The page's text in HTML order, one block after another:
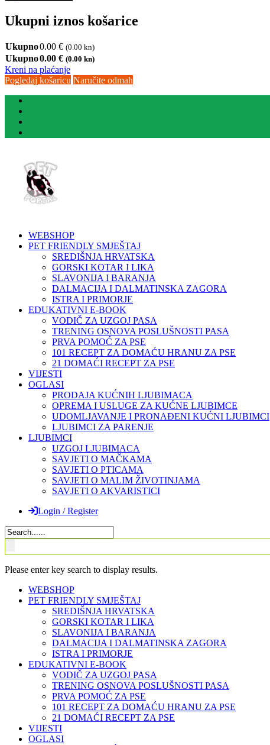
Ukupni iznos košarice
Ukupno0.00 € (0.00 kn)
Ukupno0.00 € (0.00 kn)
Kreni na plaćanje
Pogledaj košaricu Naručite odmah
WEBSHOP
PET FRIENDLY SMJEŠTAJ
SREDIŠNJA HRVATSKA
GORSKI KOTAR I LIKA
SLAVONIJA I BARANJA
DALMACIJA I DALMATINSKA ZAGORA
ISTRA I PRIMORJE
EDUKATIVNI E-BOOK
VODIČ ZA UZGOJ PASA
TRENING OSNOVA POSLUŠNOSTI PASA
PRVA POMOĆ ZA PSE
101 RECEPT ZA DOMAĆU HRANU ZA PSE
21 DOMAĆI RECEPT ZA PSE
VIJESTI
OGLASI
PRODAJA KUĆNIH LJUBIMACA
OPREMA I USLUGE ZA KUĆNE LJUBIMCE
UDOMLJAVANJE I PRONAĐENI KUĆNI LJUBIMCI
LJUBIMCI ZA PARENJE
LJUBIMCI
UZGOJ LJUBIMACA
SAVJETI O MAČKAMA
SAVJETI O PTICAMA
SAVJETI O MALIM ŽIVOTINJAMA
SAVJETI O AKVARISTICI
Login / Register
Please enter key search to display results.
WEBSHOP
PET FRIENDLY SMJEŠTAJ
SREDIŠNJA HRVATSKA
GORSKI KOTAR I LIKA
SLAVONIJA I BARANJA
DALMACIJA I DALMATINSKA ZAGORA
ISTRA I PRIMORJE
EDUKATIVNI E-BOOK
VODIČ ZA UZGOJ PASA
TRENING OSNOVA POSLUŠNOSTI PASA
PRVA POMOĆ ZA PSE
101 RECEPT ZA DOMAĆU HRANU ZA PSE
21 DOMAĆI RECEPT ZA PSE
VIJESTI
OGLASI